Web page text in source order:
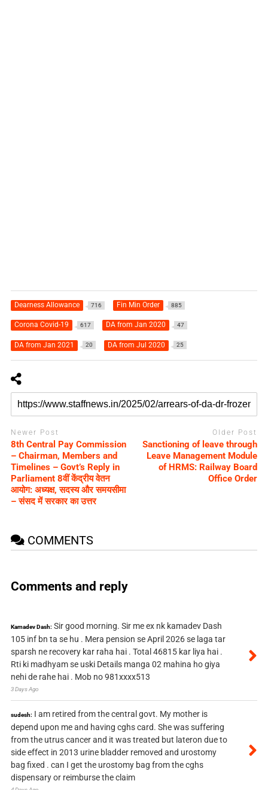
Dearness Allowance 716 Fin Min Order 885
Corona Covid-19 617 DA from Jan 2020 47
DA from Jan 2021 20 DA from Jul 2020 25
Newer Post
8th Central Pay Commission
– Chairman, Members and
Timelines – Govt’s Reply in
Parliament 8वीं केंद्रीय वेतन
आयोग: अध्यक्ष, सदस्य और समयसीमा
– संसद में सरकार का उत्तर
Older Post
Sanctioning of leave through
Leave Management Module
of HRMS: Railway Board
Office Order
COMMENTS
Comments and reply
Kamadev Dash: Sir good morning. Sir me ex nk kamadev Dash
105 inf bn ta se hu . Mera pension se April 2026 se laga tar
sparsh ne recovery kar raha hai . Total 46815 kar liya hai .
Rti ki madhyam se uski Details manga 02 mahina ho giya
nehi de rahe hai . Mob no 981xxxx513
3 Days Ago
sudesh: I am retired from the central govt. My mother is
depend upon me and having cghs card. She was suffering
from the utrus cancer and it was treated but lateron due to
side effect in 2013 urine bladder removed and urostomy
bag fixed . can I get the urostomy bag from the cghs
dispensary or reimburse the claim